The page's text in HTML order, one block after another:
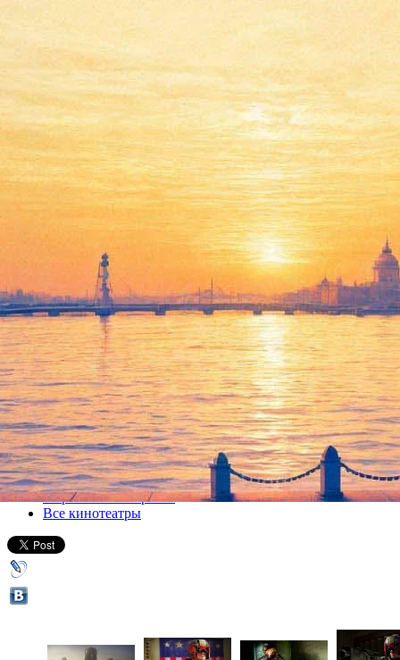
Судья Дредд
20 сентября 2012, четверг-24 октября 2012, среда
Версия для печати
Все кино
широкий кинопрокат
Все кинотеатры